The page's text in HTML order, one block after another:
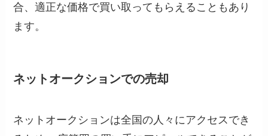
合、適正な価格で買い取ってもらえることもあり
ます。
ネットオークションでの売却
ネットオークションは全国の人々にアクセスでき